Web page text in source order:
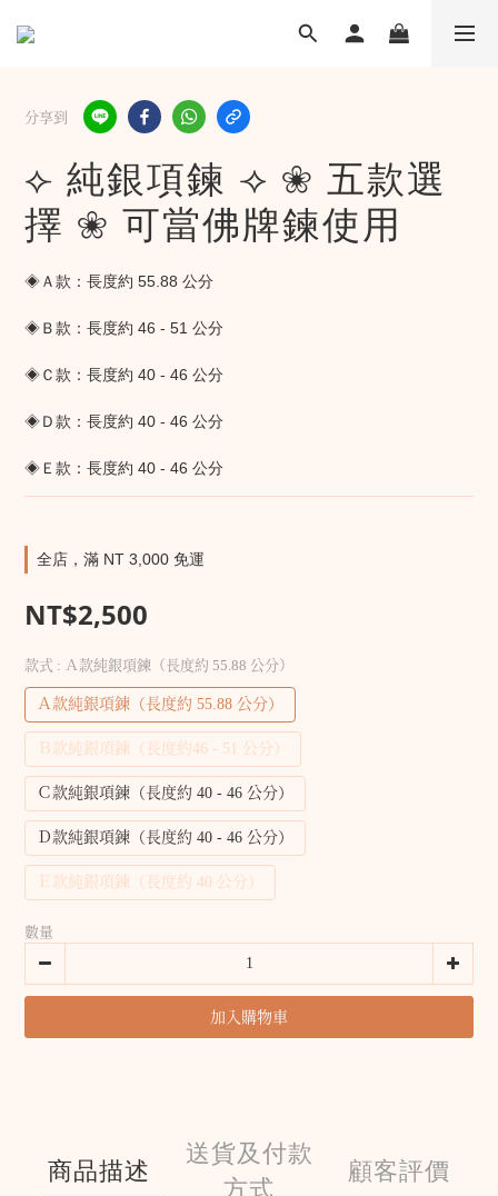
分享到
⟣ 純銀項鍊 ⟢ ❀ 五款選
擇 ❀ 可當佛牌鍊使用
◈Ａ款：長度約 55.88 公分
◈Ｂ款：長度約 46 - 51 公分
◈Ｃ款：長度約 40 - 46 公分
◈Ｄ款：長度約 40 - 46 公分
◈Ｅ款：長度約 40 - 46 公分
全店，滿 NT 3,000 免運
NT$2,500
款式 : Ａ款純銀項鍊（長度約 55.88 公分）
Ａ款純銀項鍊（長度約 55.88 公分）
Ｂ款純銀項鍊（長度約46 - 51 公分）
Ｃ款純銀項鍊（長度約 40 - 46 公分）
Ｄ款純銀項鍊（長度約 40 - 46 公分）
Ｅ款純銀項鍊（長度約 40 公分）
數量
加入購物車
商品描述
送貨及付款
方式
顧客評價